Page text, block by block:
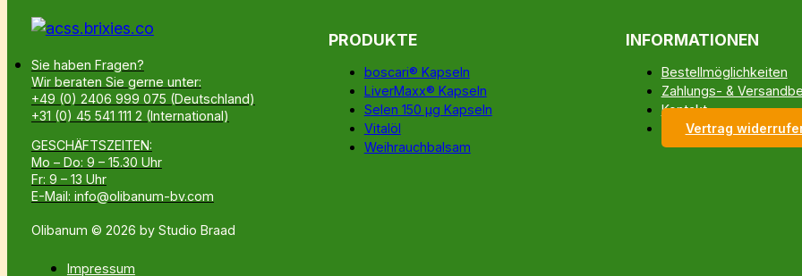
Sie haben Fragen?
Wir beraten Sie gerne unter:
+49 (0) 2406 999 075 (Deutschland)
+31 (0) 45 541 111 2 (International)
GESCHÄFTSZEITEN:
Mo – Do: 9 – 15.30 Uhr
Fr: 9 – 13 Uhr
E-Mail: info@olibanum-bv.com
PRODUKTE
boscari® Kapseln
LiverMaxx® Kapseln
Selen 150 µg Kapseln
Vitalöl
Weihrauchbalsam
INFORMATIONEN
Bestellmöglichkeiten
Zahlungs- &
Kontakt
Vertrag
Olibanum © 2026 by Studio Braad
Impressum